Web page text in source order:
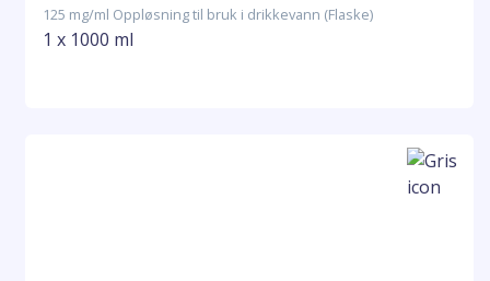
125 mg/ml Oppløsning til bruk i drikkevann (Flaske)
1 x 1000 ml